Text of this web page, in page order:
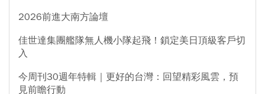
2026前進大南方論壇
佳世達集團艦隊無人機小隊起飛！鎖定美日頂級客戶切
入
今周刊30週年特輯｜更好的台灣：回望精彩風雲，預
見前瞻行動